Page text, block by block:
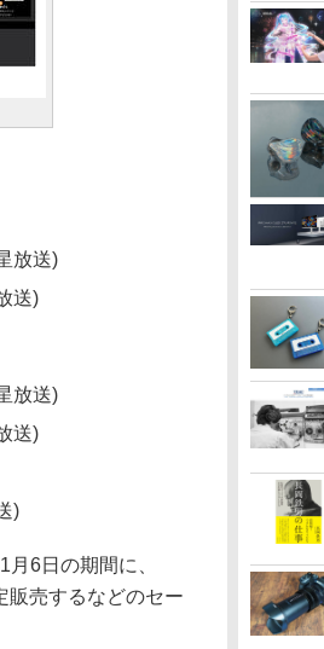
放送)
送)
放送)
送)
)
6日の期間に、
販売するなどのセー